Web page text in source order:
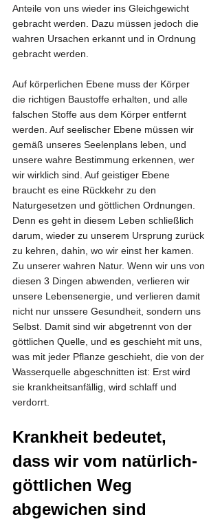
Anteile von uns wieder ins Gleichgewicht
gebracht werden. Dazu müssen jedoch die
wahren Ursachen erkannt und in Ordnung
gebracht werden.
Auf körperlichen Ebene muss der Körper
die richtigen Baustoffe erhalten, und alle
falschen Stoffe aus dem Körper entfernt
werden. Auf seelischer Ebene müssen wir
gemäß unseres Seelenplans leben, und
unsere wahre Bestimmung erkennen, wer
wir wirklich sind. Auf geistiger Ebene
braucht es eine Rückkehr zu den
Naturgesetzen und göttlichen Ordnungen.
Denn es geht in diesem Leben schließlich
darum, wieder zu unserem Ursprung zurück
zu kehren, dahin, wo wir einst her kamen.
Zu unserer wahren Natur. Wenn wir uns von
diesen 3 Dingen abwenden, verlieren wir
unsere Lebensenergie, und verlieren damit
nicht nur unssere Gesundheit, sondern uns
Selbst. Damit sind wir abgetrennt von der
göttlichen Quelle, und es geschieht mit uns,
was mit jeder Pflanze geschieht, die von der
Wasserquelle abgeschnitten ist: Erst wird
sie krankheitsanfällig, wird schlaff und
verdorrt.
Krankheit bedeutet,
dass wir vom natürlich-
göttlichen Weg
abgewichen sind